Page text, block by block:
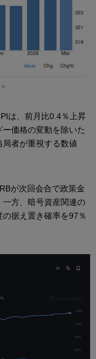
は、前月比0.4％上昇
価格の変動を除いた
者が重視する数値
が次回会合で政策金
方、暗号資産関連の
据え置き確率を97％